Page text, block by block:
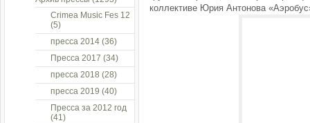
коллективе Юрия Антонова
Crimea Music Fes 12
(5)
пресса 2014 (36)
Пресса 2017 (34)
пресса 2018 (28)
пресса 2019 (40)
Пресса за 2012 год
(41)